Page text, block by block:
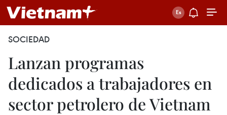
SOCIEDAD
Lanzan programas
dedicados a trabajadores en
sector petrolero de Vietnam